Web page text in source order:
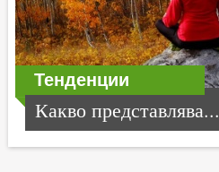
Тенденции
Какво представлява...